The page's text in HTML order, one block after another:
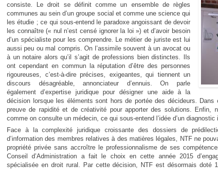
consiste. Le droit se définit comme un ensemble de règles
communes au sein d’un groupe social et comme une science qui
les étudie ; ce qui sous-entend le paradoxe angoissant de devoir
les connaître (« nul n’est censé ignorer la loi ») et d’avoir besoin
d’un spécialiste pour les comprendre. Le métier de juriste est lui
aussi peu ou mal compris. On l’assimile souvent à un avocat ou
à un notaire alors qu’il s’agit de professions bien distinctes. Ils
ont cependant en commun la réputation d’être des personnes
rigoureuses, c’est-à-dire précises, exigeantes, qui tiennent un
discours désagréable, annonciateur d’ennuis. On parle
également d’expertise juridique pour désigner une aide à la
décision lorsque les éléments sont hors de portée des décideurs.
preuve de rapidité et de créativité pour apporter des solutions. Enfin,
comme on consulte un médecin, ce qui sous-entend l’idée d’un
Face à la complexité juridique croissante des dossiers de
d’information des membres relatives à des matières légales, NTF ne
propriété privée sans accroître le professionnalisme de ses
Conseil d’Administration a fait le choix en cette année 2015
spécialisée en droit rural. Par cette décision, NTF est désormais doté